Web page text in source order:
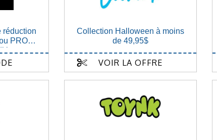
réduction
PRO
Collection Halloween à moins
de 49,95$
VOIR LA OFFRE